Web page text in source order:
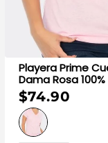
Playera Prime
Dama Rosa
Optima
$74.90